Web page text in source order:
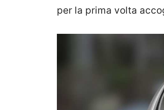
per la prima volta